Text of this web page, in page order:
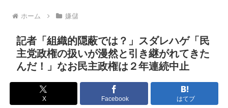
「ムクゲェジ漫画」ガチでリアルだったwww
【原爆の日】へいわをかえせ
みい山、あんだけ騒ぎになってるのに未だにどこのメディアも...
週刊少年ジャンプ、発行部数100万部割れwww
日本人「うちの犬、たまたまついてきた八百屋で一目惚れした...
【画像】広島市長のスピーチを聞いてる時の高市早苗の顔ww...
ホーム 嫌儲
記者「組織的隠蔽では？」スダレハゲ「民
主党政権の扱いが漫然と引き継がれてきた
んだ！」なお民主政権は２年連続中止
X Facebook はてブ